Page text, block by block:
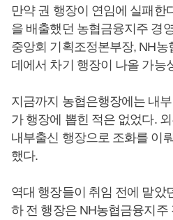
만약 권 행장이 연임에 실패한
을 배출했던 농협금융지주 경
중앙회 기획조정본부장, NH
데에서 차기 행장이 나올 가능
지금까지 농협은행장에는 내
가 행장에 뽑힌 적은 없었다.
내부출신 행장으로 조화를 이
했다.
역대 행장들이 취임 전에 맡았
하 전 행장은 NH농협금융지주